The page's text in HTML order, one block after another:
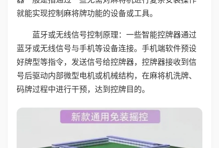
就能实现控制麻将牌功能的设备或工具。
蓝牙或无线信号控制原理：一些智能控牌器通过
蓝牙或无线信号与手机等设备连接。手机端软件预设
好牌型等指令，发送信号给控牌器，控牌器接收到信
号后驱动内部微型电机或机械结构，在麻将机洗牌、
码牌过程中进行干预，达到控牌目的。